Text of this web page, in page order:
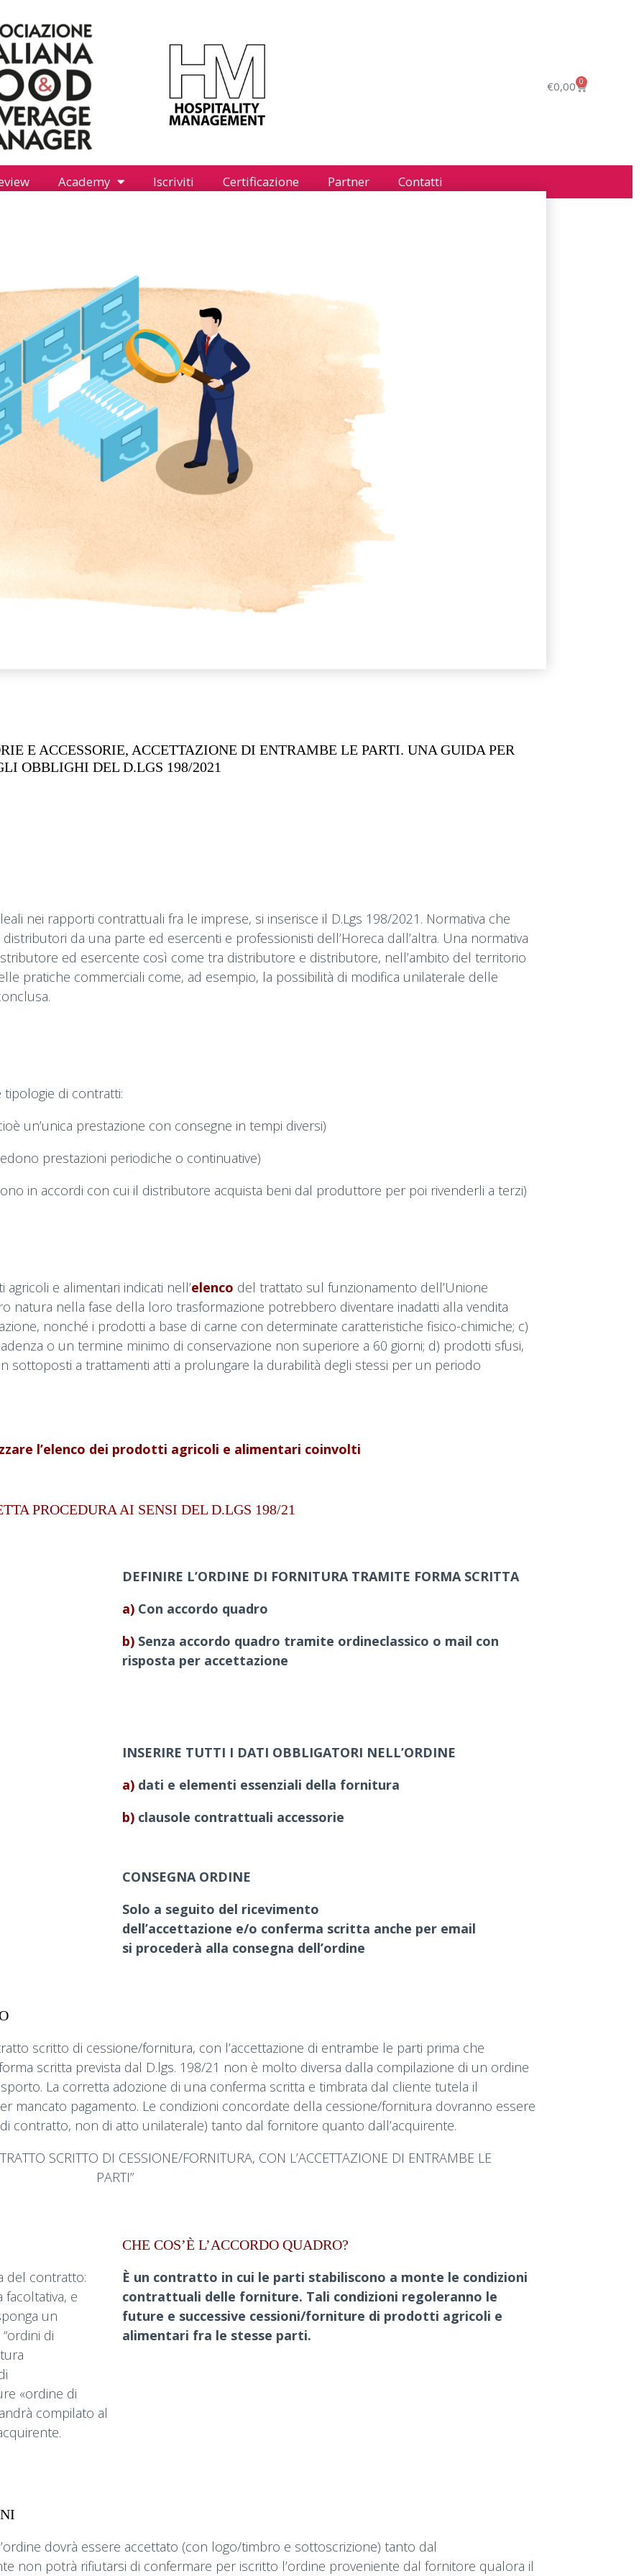
€0,00 0
Academy Iscriviti Certificazione Partner Contatti
E ACCESSORIE, ACCETTAZIONE DI ENTRAMBE LE PARTI. UNA GUIDA PER
OBBLIGHI DEL D.LGS 198/2021
nei rapporti contrattuali fra le imprese, si inserisce il D.Lgs 198/2021. Normativa che
da una parte ed esercenti e professionisti dell’Horeca dall’altra. Una normativa
ed esercente così come tra distributore e distributore, nell’ambito del territorio
pratiche commerciali come, ad esempio, la possibilità di modifica unilaterale delle
tipologie di contratti:
un’unica prestazione con consegne in tempi diversi)
prestazioni periodiche o continuative)
in accordi con cui il distributore acquista beni dal produttore per poi rivenderli a terzi)
e alimentari indicati nell’elenco del trattato sul funzionamento dell’Unione
natura nella fase della loro trasformazione potrebbero diventare inadatti alla vendita
nonché i prodotti a base di carne con determinate caratteristiche fisico-chimiche; c)
o un termine minimo di conservazione non superiore a 60 giorni; d) prodotti sfusi,
sottoposti a trattamenti atti a prolungare la durabilità degli stessi per un periodo
l’elenco dei prodotti agricoli e alimentari coinvolti
PROCEDURA AI SENSI DEL D.LGS 198/21
DEFINIRE L’ORDINE DI FORNITURA TRAMITE FORMA SCRITTA
a) Con accordo quadro
b) Senza accordo quadro tramite ordineclassico o mail con
risposta per accettazione
INSERIRE TUTTI I DATI OBBLIGATORI NELL’ORDINE
a) dati e elementi essenziali della fornitura
b) clausole contrattuali accessorie
CONSEGNA ORDINE
Solo a seguito del ricevimento
dell’accettazione e/o conferma scritta anche per email
si procederà alla consegna dell’ordine
scritto di cessione/fornitura, con l’accettazione di entrambe le parti prima che
scritta prevista dal D.lgs. 198/21 non è molto diversa dalla compilazione di un ordine
La corretta adozione di una conferma scritta e timbrata dal cliente tutela il
mancato pagamento. Le condizioni concordate della cessione/fornitura dovranno essere
contratto, non di atto unilaterale) tanto dal fornitore quanto dall’acquirente.
SCRITTO DI CESSIONE/FORNITURA, CON L’ACCETTAZIONE DI ENTRAMBE LE
PARTI”
del contratto:
e
un
di
«ordine di
compilato al
CHE COS’È L’ACCORDO QUADRO?
È un contratto in cui le parti stabiliscono a monte le condizioni
contrattuali delle forniture. Tali condizioni regoleranno le
future e successive cessioni/forniture di prodotti agricoli e
alimentari fra le stesse parti.
dovrà essere accettato (con logo/timbro e sottoscrizione) tanto dal
non potrà rifiutarsi di confermare per iscritto l’ordine proveniente dal fornitore qualora il